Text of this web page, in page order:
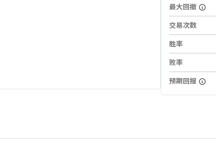
最大回撤
交易次数
胜率
败率
预期回报